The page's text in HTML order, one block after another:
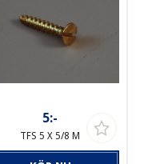
5:-
TFS 5 X 5/8 M